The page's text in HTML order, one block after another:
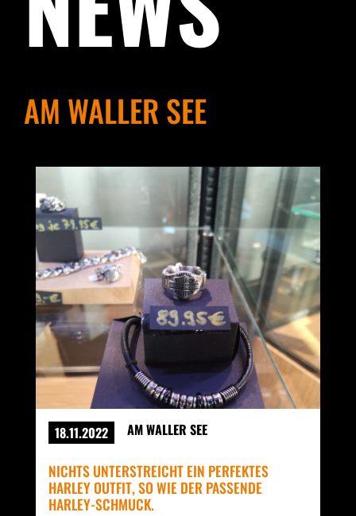
AM WALLER SEE
18.11.2022 AM WALLER SEE
NICHTS UNTERSTREICHT EIN PERFEKTES
HARLEY OUTFIT, SO WIE DER PASSENDE
HARLEY-SCHMUCK.